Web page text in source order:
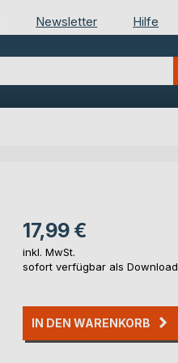
Newsletter Hilfe
17,99 €
inkl. MwSt.
sofort verfügbar als Download
IN DEN WARENKORB